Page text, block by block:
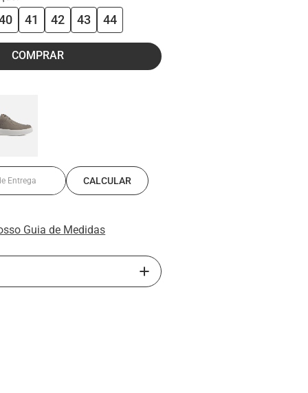
41 42 43 44
COMPRAR
Guia de Medidas
e versatilidade, para compor